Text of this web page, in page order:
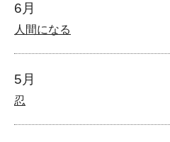
6月
人間になる
5月
忍